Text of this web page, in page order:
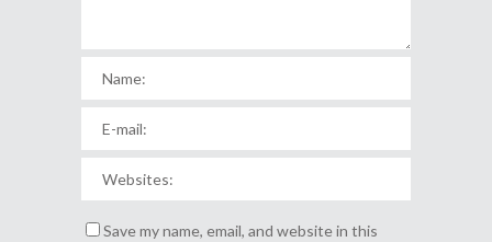
Save my name, email, and website in this